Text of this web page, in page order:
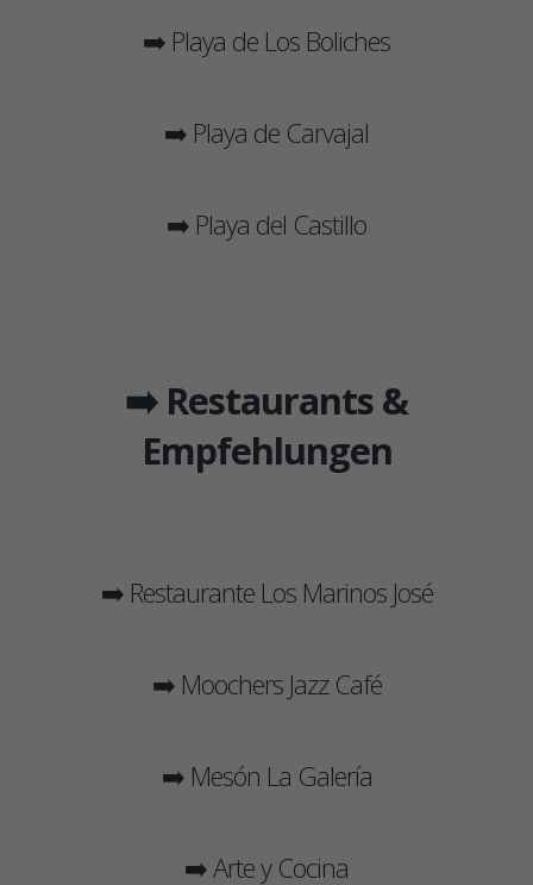
➡️ Playa de Los Boliches
➡️ Playa de Carvajal
➡️ Playa del Castillo
➡️ Restaurants &
Empfehlungen
➡️ Restaurante Los Marinos José
➡️ Moochers Jazz Café
➡️ Mesón La Galería
➡️ Arte y Cocina